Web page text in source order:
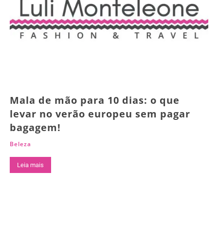
Mala de mão para 10 dias: o que
levar no verão europeu sem pagar
bagagem!
Beleza
Leia mais